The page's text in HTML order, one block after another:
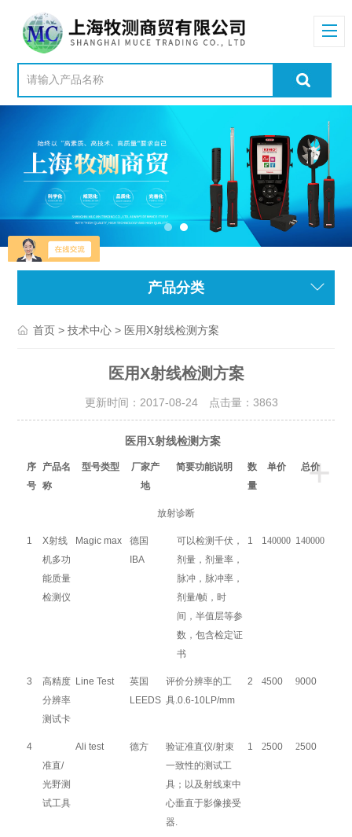
产品分类
首页 >技术中心 > 医用X射线检测方案
医用X射线检测方案
更新时间：2017-08-24 点击量： 3863
医用X射线检测方案
+
序
号
产品名
称
型号类型
厂家产
地
简要功能说明
数
量
单价 总价
放射诊断
1
X射线
机多功
能质量
检测仪
Magic max
德国
IBA
可以检测千伏，
剂量，剂量率，
脉冲，脉冲率，
剂量/帧，时
间，半值层等参
数 ， 包含检定证
书
1 140000 140000
3
高精度
分辨率
测试卡
Line Test
英国
LEEDS
评价分辨率的工
具.0.6-10LP/mm
2 4500 9000
4
准直/
光野测
试工具
Ali test 德方
验证准直仪/射束
一致性的测试工
具；以及射线束中
心垂直于影像接受
器.
1 2500 2500